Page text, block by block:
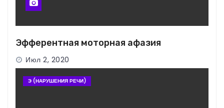
Эфферентная моторная афазия
Июл 2, 2020
Э (НАРУШЕНИЯ РЕЧИ)